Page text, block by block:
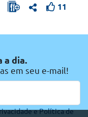
11
a dia.
em seu e-mail!
ePolítica de